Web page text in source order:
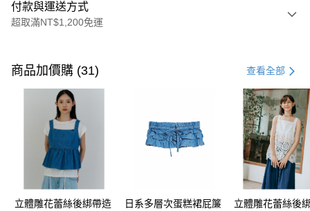
付款與運送方式
超取滿NT$1,200免運
信用卡一次付款
超商取貨付款
LINE Pay
Apple Pay
街口支付
悠遊付
商品加價購 (31) 查看全部
立體雕花蕾絲後綁帶造
日系多層次蛋糕裙屁簾
立體雕花蕾絲後